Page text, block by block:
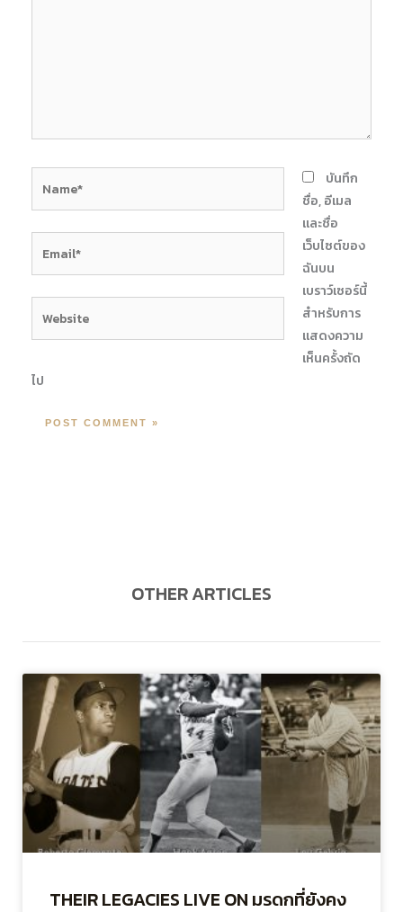
บันทึก
ชื่อ, อีเมล
และชื่อ
เว็บไซต์ของ
ฉันบน
เบราว์เซอร์นี้
สำหรับการ
แสดงความ
เห็นครั้งถัด
ไป
OTHER ARTICLES
THEIR LEGACIES LIVE ON มรดกที่ยังคง